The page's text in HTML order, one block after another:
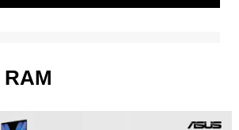
RAM